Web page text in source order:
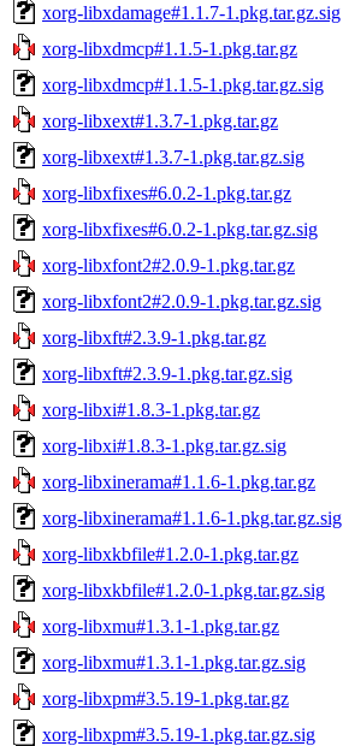
xorg-libxdamage#1.1.7-1.pkg.tar.gz.sig
xorg-libxdmcp#1.1.5-1.pkg.tar.gz
xorg-libxdmcp#1.1.5-1.pkg.tar.gz.sig
xorg-libxext#1.3.7-1.pkg.tar.gz
xorg-libxext#1.3.7-1.pkg.tar.gz.sig
xorg-libxfixes#6.0.2-1.pkg.tar.gz
xorg-libxfixes#6.0.2-1.pkg.tar.gz.sig
xorg-libxfont2#2.0.9-1.pkg.tar.gz
xorg-libxfont2#2.0.9-1.pkg.tar.gz.sig
xorg-libxft#2.3.9-1.pkg.tar.gz
xorg-libxft#2.3.9-1.pkg.tar.gz.sig
xorg-libxi#1.8.3-1.pkg.tar.gz
xorg-libxi#1.8.3-1.pkg.tar.gz.sig
xorg-libxinerama#1.1.6-1.pkg.tar.gz
xorg-libxinerama#1.1.6-1.pkg.tar.gz.sig
xorg-libxkbfile#1.2.0-1.pkg.tar.gz
xorg-libxkbfile#1.2.0-1.pkg.tar.gz.sig
xorg-libxmu#1.3.1-1.pkg.tar.gz
xorg-libxmu#1.3.1-1.pkg.tar.gz.sig
xorg-libxpm#3.5.19-1.pkg.tar.gz
xorg-libxpm#3.5.19-1.pkg.tar.gz.sig